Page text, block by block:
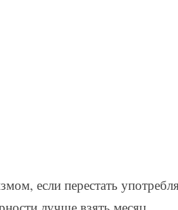
если перестать